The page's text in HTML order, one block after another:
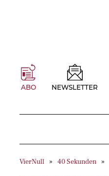
ABO NEWSLETTER
VierNull 40 Sekunden